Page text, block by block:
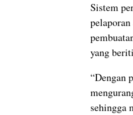
Sistem
yang
“Dengan
sehingga